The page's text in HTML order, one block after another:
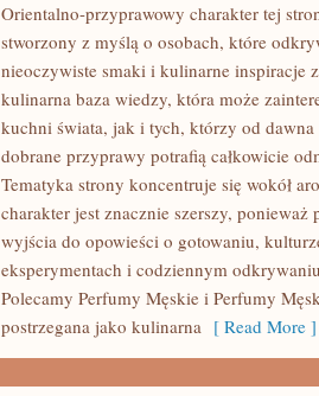
Orientalno-przyprawowy charakter tej
stworzony z myślą o osobach, które
nieoczywiste smaki i kulinarne inspiracje
kulinarna baza wiedzy, która może
kuchni świata, jak i tych, którzy od
dobrane przyprawy potrafią całkowicie
Tematyka strony koncentruje się wokół
charakter jest znacznie szerszy,
wyjścia do opowieści o gotowaniu,
eksperymentach i codziennym
Polecamy Perfumy Męskie i Perfumy
postrzegana jako kulinarna [ Read More ]